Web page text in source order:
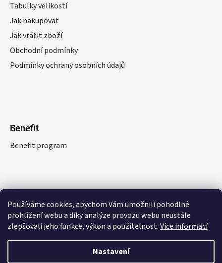
Používáme cookies, abychom Vám umožnili pohodlné
prohlížení webu a díky analýze provozu webu neustále
zlepšovali jeho funkce, výkon a použitelnost.Více informací
Nastavení
Tabulky velikostí
Jak nakupovat
Jak vrátit zboží
Obchodní podmínky
Podmínky ochrany osobních údajů
Benefit
Benefit program